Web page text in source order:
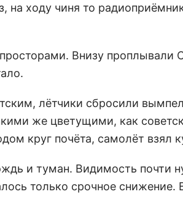
на ходу чиня то
Внизу проплывали
лётчики сбросили
же цветущими, как
круг почёта, самолёт взял
и туман. Видимость почти
только срочное снижение.